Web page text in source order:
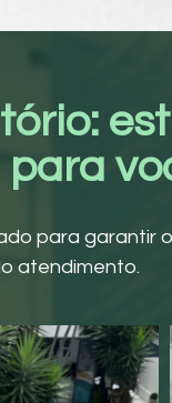
para garantir
atendimento.